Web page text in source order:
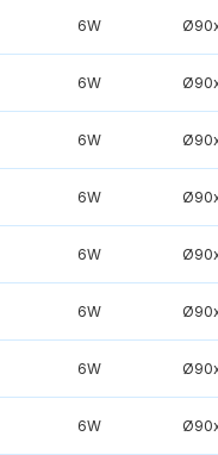
6W
6W
6W
6W
6W
6W
6W
6W